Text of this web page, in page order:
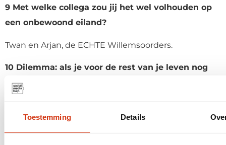
Toestemming Details
9 Met welke collega zou jij het wel volhouden op
een onbewoond eiland?
Twan en Arjan, de ECHTE Willemsoorders.
10 Dilemma: als je voor de rest van je leven nog
maar 1 ding zou mogen eten, wat zou dat zijn?
Pizza salami van Dr Oetker. Ovenpizza’s zijn lekkerder
dan echte normale pizza’s uit een pizzeria.